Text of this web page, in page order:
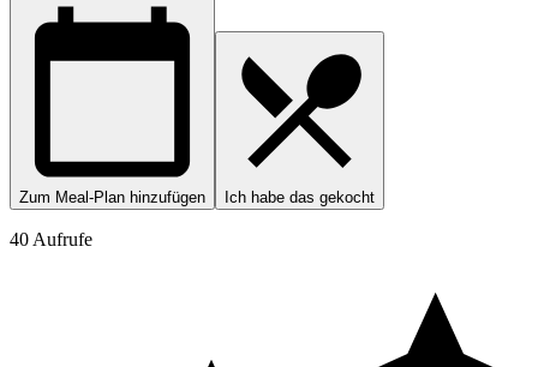
Zum Meal-Plan hinzufügen Ich habe das gekocht
40 Aufrufe